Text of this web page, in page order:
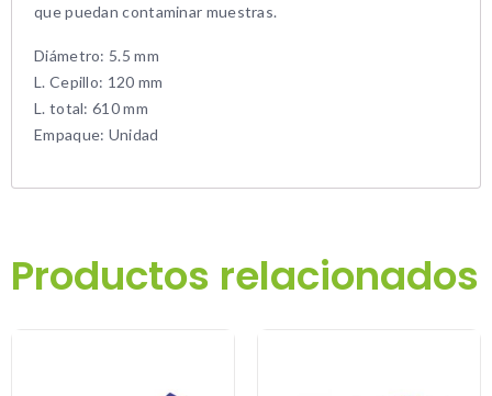
que puedan contaminar muestras.
Diámetro: 5.5 mm
L. Cepillo: 120 mm
L. total: 610 mm
Empaque: Unidad
Productos relacionados